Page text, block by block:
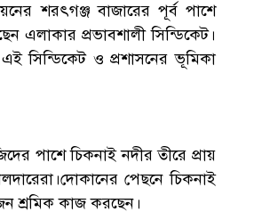
শরৎগঞ্জ বাজারের পূর্ব পাশে
এলাকার প্রভাবশালী সিন্ডিকেট।
সিন্ডিকেট ও প্রশাসনের ভূমিকা
পাশে চিকনাই নদীর তীরে প্রায়
পেছনে চিকনাই
শ্রমিক কাজ করছেন।